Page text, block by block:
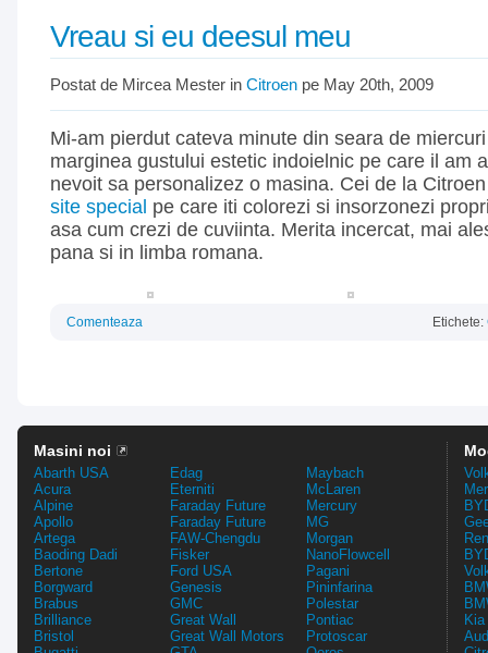
Vreau si eu deesul meu
Postat de Mircea Mester in Citroen pe May 20th, 2009
Mi-am pierdut cateva minute din seara de
marginea gustului estetic indoielnic pe care il am
nevoit sa personalizez o masina. Cei de la
site special pe care iti colorezi si insorzonezi
asa cum crezi de cuviinta. Merita incercat, mai
pana si in limba romana.
Comenteaza Etichete:
Masini noi
Abarth USA
Acura
Alpine
Apollo
Artega
Baoding Dadi
Bertone
Borgward
Brabus
Brilliance
Bristol
Edag
Eterniti
Faraday Future
Faraday Future
FAW-Chengdu
Fisker
Ford USA
Genesis
GMC
Great Wall
Great Wall Motors
Maybach
McLaren
Mercury
MG
Morgan
NanoFlowcell
Pagani
Pininfarina
Polestar
Pontiac
Protoscar